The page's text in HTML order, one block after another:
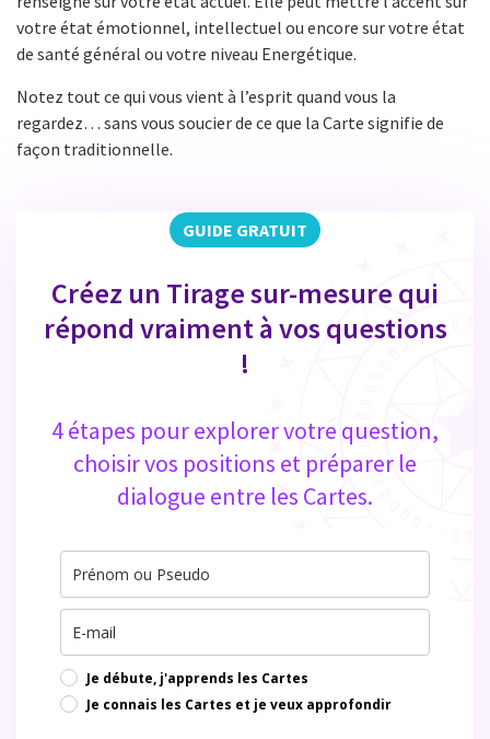
votre état émotionnel, intellectuel ou encore sur votre état
de santé général ou votre niveau Energétique.
Notez tout ce qui vous vient à l’esprit quand vous la
regardez… sans vous soucier de ce que la Carte signifie de
façon traditionnelle.
GUIDE GRATUIT
Créez un Tirage sur-mesure qui
répond vraiment à vos questions
!
4 étapes pour explorer votre question,
choisir vos positions et préparer le
dialogue entre les Cartes.
Je débute, j'apprends les Cartes
Je connais les Cartes et je veux approfondir